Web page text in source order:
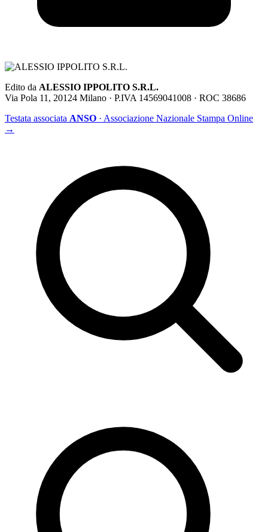
Edito da ALESSIO IPPOLITO S.R.L.
Via Pola 11, 20124 Milano · P.IVA 14569041008 · ROC 38686
Testata associata ANSO · Associazione Nazionale Stampa Online
→